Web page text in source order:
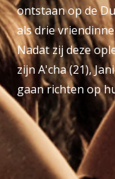
ontstaan op de
als drie
Nadat zij deze
zijn A'cha (21),
gaan richten op